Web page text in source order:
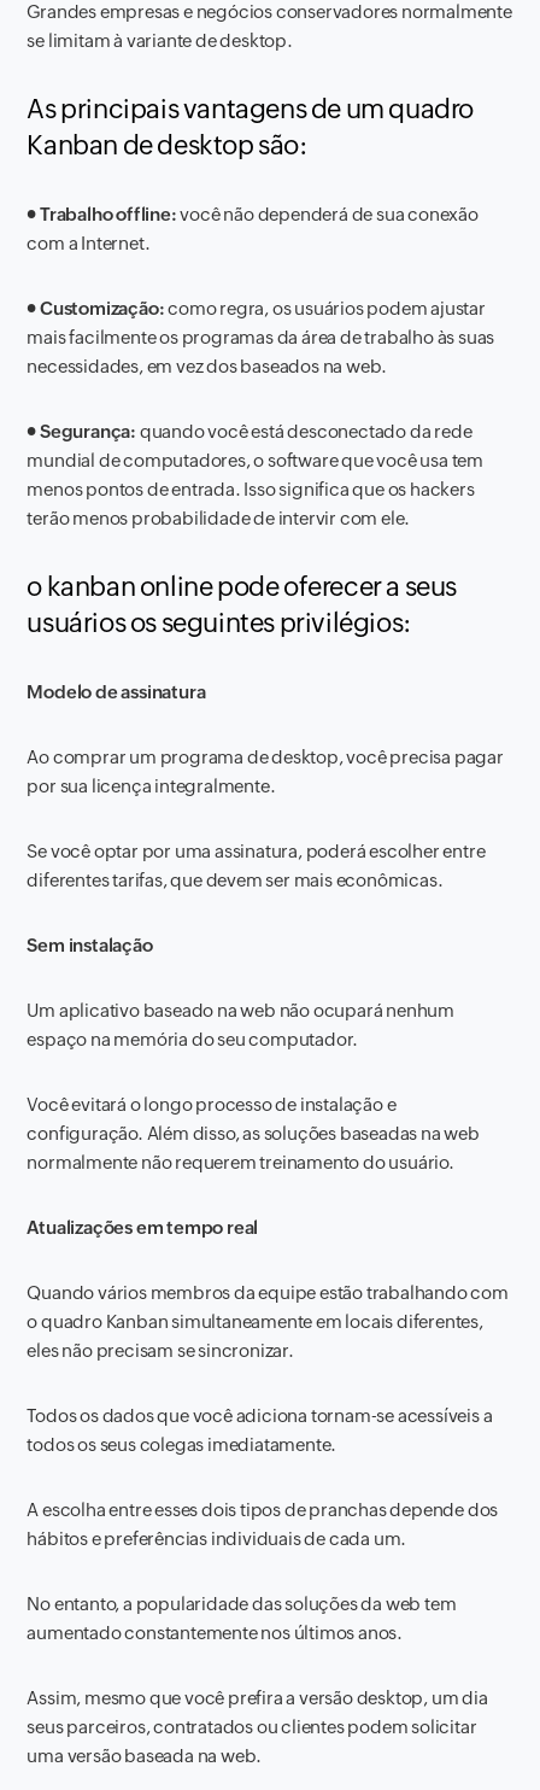
Grandes empresas e negócios conservadores normalmente
se limitam à variante de desktop.
As principais vantagens de um quadro
Kanban de desktop são:
●Trabalho offline:você não dependerá de sua conexão
com a Internet.
●Customização:como regra, os usuários podem ajustar
mais facilmente os programas da área de trabalho às suas
necessidades, em vez dos baseados na web.
●Segurança: quando você está desconectado da rede
mundial de computadores, o software que você usa tem
menos pontos de entrada. Isso significa que os hackers
terão menos probabilidade de intervir com ele.
o kanban online pode oferecer a seus
usuários os seguintes privilégios:
Modelo de assinatura
Ao comprar um programa de desktop, você precisa pagar
por sua licença integralmente.
Se você optar por uma assinatura, poderá escolher entre
diferentes tarifas, que devem ser mais econômicas.
Sem instalação
Um aplicativo baseado na web não ocupará nenhum
espaço na memória do seu computador.
Você evitará o longo processo de instalação e
configuração. Além disso, as soluções baseadas na web
normalmente não requerem treinamento do usuário.
Atualizações em tempo real
Quando vários membros da equipe estão trabalhando com
o quadro Kanban simultaneamente em locais diferentes,
eles não precisam se sincronizar.
Todos os dados que você adiciona tornam-se acessíveis a
todos os seus colegas imediatamente.
A escolha entre esses dois tipos de pranchas depende dos
hábitos e preferências individuais de cada um.
No entanto, a popularidade das soluções da web tem
aumentado constantemente nos últimos anos.
Assim, mesmo que você prefira a versão desktop, um dia
seus parceiros, contratados ou clientes podem solicitar
uma versão baseada na web.